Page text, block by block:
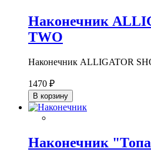
Наконечник
TWO
Наконечник ALLIGATOR
1470 ₽
В корзину
Наконечник